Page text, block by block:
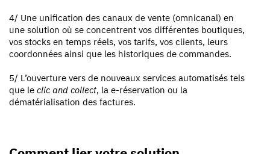
4/ Une unification des canaux de vente (omnicanal) en
une solution où se concentrent vos différentes boutiques,
vos stocks en temps réels, vos tarifs, vos clients, leurs
coordonnées ainsi que les historiques de commandes.
5/ L’ouverture vers de nouveaux services automatisés tels
que le clic and collect, la e-réservation ou la
dématérialisation des factures.